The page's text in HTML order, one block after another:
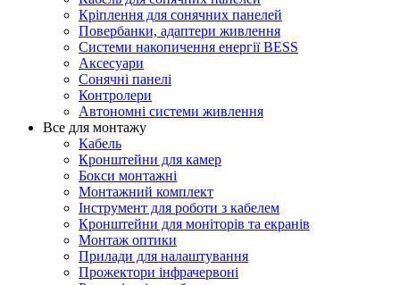
Кріплення для сонячних панелей
Повербанки, адаптери живлення
Системи накопичення енергії BESS
Аксесуари
Сонячні панелі
Контролери
Автономні системи живлення
Все для монтажу
Кабель
Кронштейни для камер
Бокси монтажні
Монтажний комплект
Інструмент для роботи з кабелем
Кронштейни для моніторів та екранів
Монтаж оптики
Прилади для налаштування
Прожектори інфрачервоні